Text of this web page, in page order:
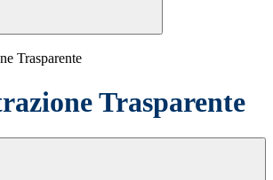
Trasparente
Trasparente